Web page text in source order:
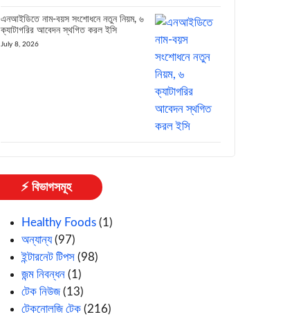
এনআইডিতে নাম-বয়স সংশোধনে নতুন নিয়ম, ৬
ক্যাটাগরির আবেদন স্থগিত করল ইসি
July 8, 2026
⚡ বিভাগসমূহ
Healthy Foods (1)
অন্যান্য(97)
ইন্টারনেট টিপস (98)
জন্ম নিবন্ধন (1)
টেক নিউজ(13)
টেকনোলজি টেক (216)